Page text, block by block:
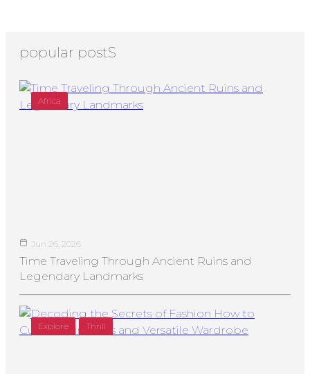
popular postS
Africa
Jun 26, 2026
Time Traveling Through Ancient Ruins and
Legendary Landmarks
Explore Thrill